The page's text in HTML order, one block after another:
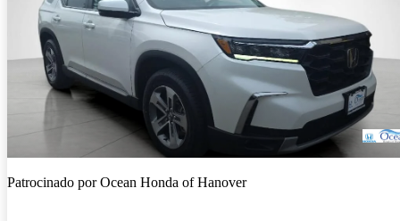
Patrocinado porOcean Honda of Hanover